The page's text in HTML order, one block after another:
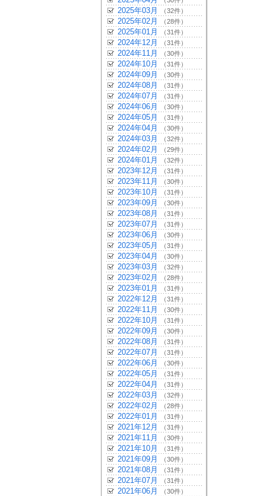
2025年03月 （32件）
2025年02月 （28件）
2025年01月 （31件）
2024年12月 （31件）
2024年11月 （30件）
2024年10月 （31件）
2024年09月 （30件）
2024年08月 （31件）
2024年07月 （31件）
2024年06月 （30件）
2024年05月 （31件）
2024年04月 （30件）
2024年03月 （32件）
2024年02月 （29件）
2024年01月 （32件）
2023年12月 （31件）
2023年11月 （30件）
2023年10月 （31件）
2023年09月 （30件）
2023年08月 （31件）
2023年07月 （31件）
2023年06月 （30件）
2023年05月 （31件）
2023年04月 （30件）
2023年03月 （32件）
2023年02月 （28件）
2023年01月 （31件）
2022年12月 （31件）
2022年11月 （30件）
2022年10月 （31件）
2022年09月 （30件）
2022年08月 （31件）
2022年07月 （31件）
2022年06月 （30件）
2022年05月 （31件）
2022年04月 （31件）
2022年03月 （32件）
2022年02月 （28件）
2022年01月 （31件）
2021年12月 （31件）
2021年11月 （30件）
2021年10月 （31件）
2021年09月 （30件）
2021年08月 （31件）
2021年07月 （31件）
2021年06月 （30件）